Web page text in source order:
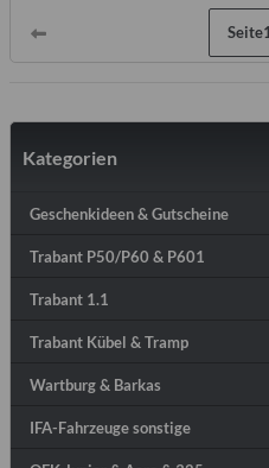
Seite
Kategorien
Geschenkideen & Gutscheine
Trabant P50/P60 & P601
Trabant 1.1
Trabant Kübel & Tramp
Wartburg & Barkas
IFA-Fahrzeuge sonstige